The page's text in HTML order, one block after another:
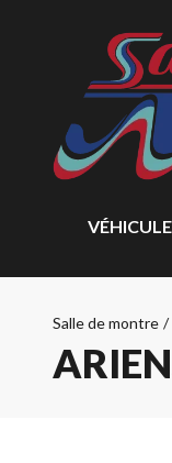
Salle de montre /